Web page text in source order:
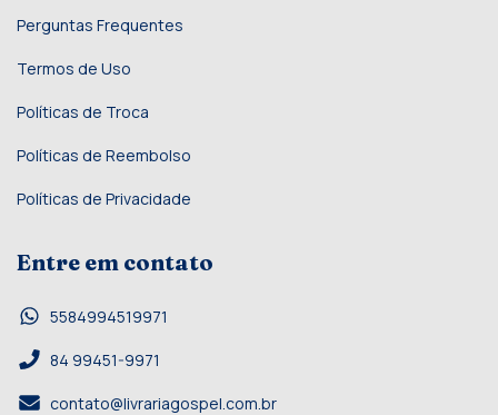
Perguntas Frequentes
Termos de Uso
Políticas de Troca
Políticas de Reembolso
Políticas de Privacidade
Entre em contato
5584994519971
84 99451-9971
contato@livrariagospel.com.br